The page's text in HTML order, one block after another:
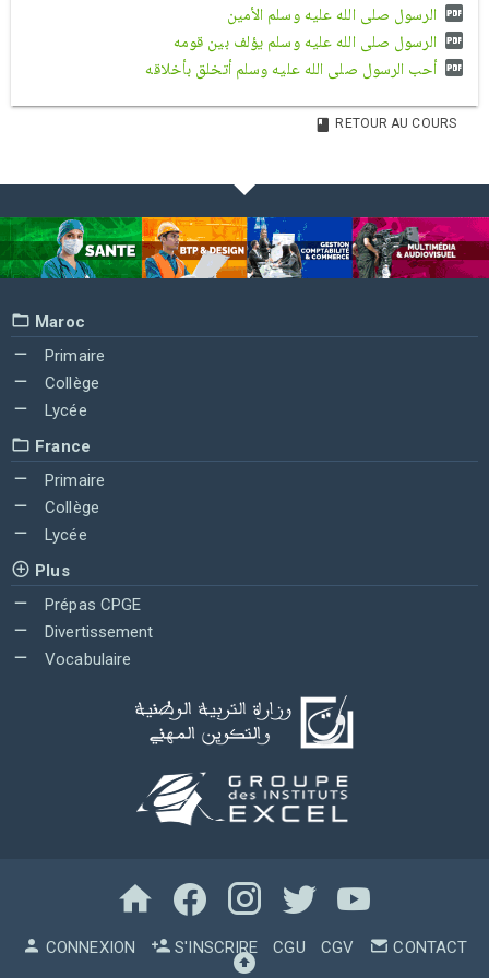
الرسول صلى الله عليه وسلم الأمين
الرسول صلى الله عليه وسلم يؤلف بين قومه
أحب الرسول صلى الله عليه وسلم أتخلق بأخلاقه
RETOUR AU COURS
Maroc
Primaire
Collège
Lycée
France
Primaire
Collège
Lycée
Plus
Prépas CPGE
Divertissement
Vocabulaire
CONNEXION S'INSCRIRE CGU CGV CONTACT